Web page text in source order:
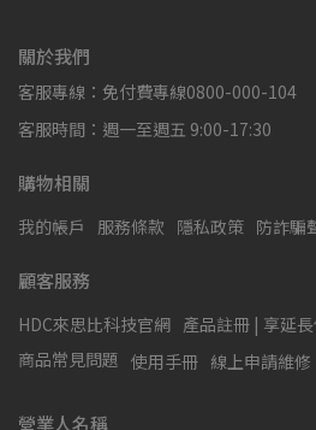
關於我們
客服專線：免付費專線0800-000-104
客服時間：週一至週五 9:00-17:30
購物相關
我的帳戶 服務條款 隱私政策 防詐騙
顧客服務
HDC來思比科技官網 產品註冊 | 享延
商品常見問題 使用手冊 線上申請維修
營業人名稱